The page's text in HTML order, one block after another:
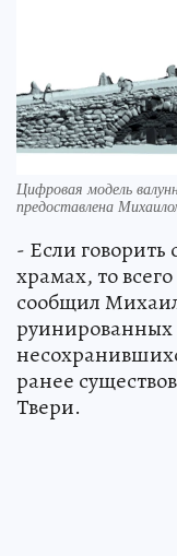
Цифровая модель
предоставлена
- Если говорить
храмах, то
сообщил
руинированных
ранее
Твери.